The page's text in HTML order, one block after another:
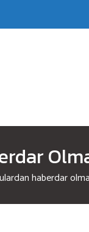
haberdar